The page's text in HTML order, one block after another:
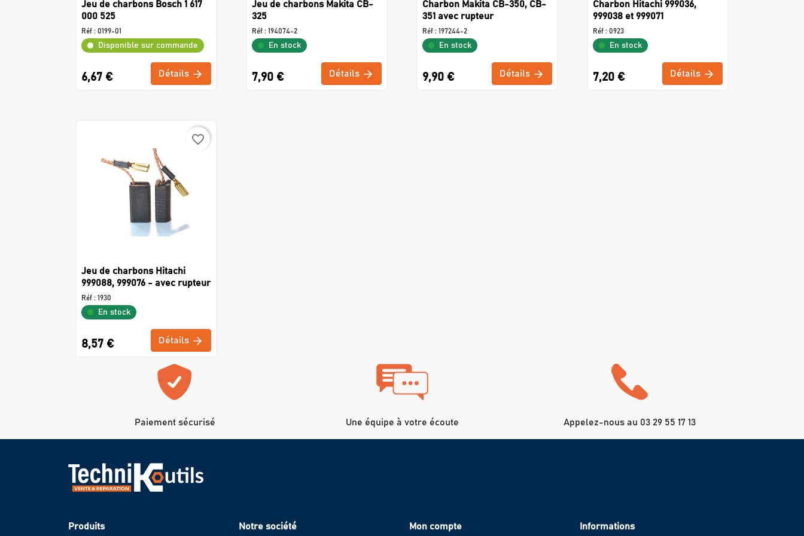
Jeu de charbons Bosch 1 617
000 525
Réf : 0199-01
Disponible sur commande
6,67 € Détails
Jeu de charbons Makita CB-
325
Réf : 194074-2
En stock
7,90 € Détails
Charbon Makita CB-350, CB-
351 avec rupteur
Réf : 197244-2
En stock
9,90 € Détails
Charbon Hitachi 999036,
999038 et 999071
Réf : 0923
En stock
7,20 € Détails
favorite_border
Jeu de charbons Hitachi
999088, 999076 - avec rupteur
Réf : 1930
En stock
8,57 € Détails
Paiement sécurisé Une équipe à votre écoute Appelez-nous au 03 29 55 17 13
Produits Notre société Mon compte Informations